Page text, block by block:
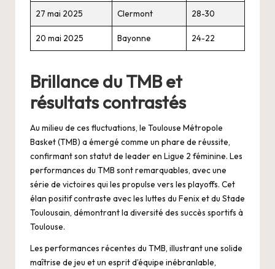
27 mai 2025 Clermont 28-30
20 mai 2025 Bayonne 24-22
Brillance du TMB et
résultats contrastés
Au milieu de ces fluctuations, le Toulouse Métropole
Basket (TMB) a émergé comme un phare de réussite,
confirmant son statut de leader en Ligue 2 féminine. Les
performances du TMB sont remarquables, avec une
série de victoires qui les propulse vers les playoffs. Cet
élan positif contraste avec les luttes du Fenix et du Stade
Toulousain, démontrant la diversité des succès sportifs à
Toulouse.
Les performances récentes du TMB, illustrant une solide
maîtrise de jeu et un esprit d’équipe inébranlable,